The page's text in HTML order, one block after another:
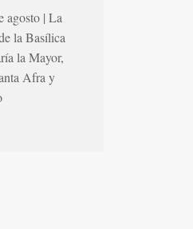
agosto | La
la Basílica
la Mayor,
Afra y